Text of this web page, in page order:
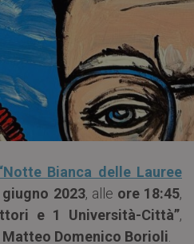
Bianca delle Lauree
2023, alle ore 18:45,
e 1 Università-Città”,
Matteo Domenico Borioli